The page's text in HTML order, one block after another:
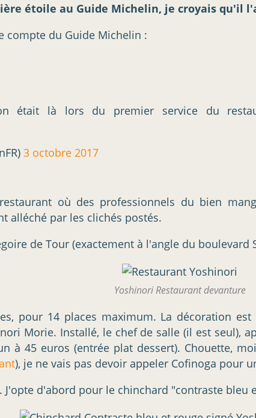
étoile au Guide Michelin, je croyais qu'il
compte du Guide Michelin :
était là lors du premier service du
3 octobre 2017
où des professionnels du bien
alléché par les clichés postés.
de Tour (exactement à l'angle du boulevard
Yoshinori Restaurant devanture
pour 14 places maximum. La décoration
Morie. Installé, le chef de salle (il est seul),
à 45 euros (entrée plat dessert). Chouette,
), je ne vais pas devoir appeler Cofinoga pour
J'opte d'abord pour le chinchard "contraste bleu